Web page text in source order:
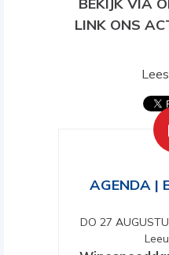
LINK ONS
AGENDA |
DO 27